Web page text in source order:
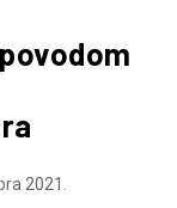
2021.